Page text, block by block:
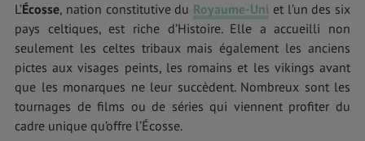
L’Écosse, nation constitutive du Royaume-Uni et l’un des six
pays celtiques, est riche d’Histoire. Elle a accueilli non
seulement les celtes tribaux mais également les anciens
pictes aux visages peints, les romains et les vikings avant
que les monarques ne leur succèdent. Nombreux sont les
tournages de films ou de séries qui viennent profiter du
cadre unique qu’offre l’Écosse.